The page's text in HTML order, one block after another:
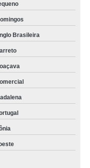
Parque Monteiro Soares
limão
Parque Residencial da
Largo do Arouche
Cerqueira César
mandaqui
Oeste
Centro de São Paulo
Leopoldina
Brasileira